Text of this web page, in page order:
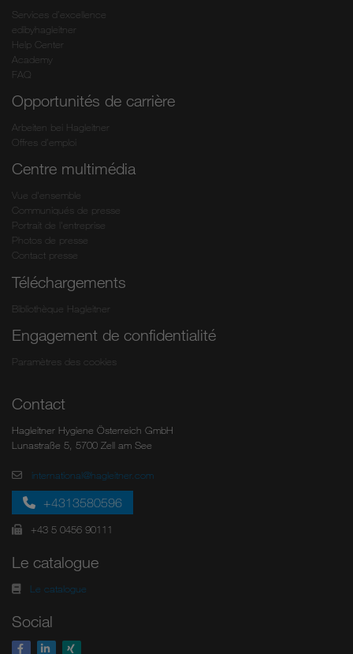
Services d’excellence
edibyhagleitner
Help Center
Academy
FAQ
Opportunités de carrière
Arbeiten bei Hagleitner
Offres d’emploi
Centre multimédia
Vue d'ensemble
Communiqués de presse
Portrait de l'entreprise
Photos de presse
Contact presse
Téléchargements
Bibliothèque Hagleitner
Engagement de confidentialité
Paramètres des cookies
Contact
Hagleitner Hygiene Österreich GmbH
Lunastraße 5, 5700 Zell am See
international@hagleitner.com
+4313580596
+43 5 0456 90111
Le catalogue
Le catalogue
Social